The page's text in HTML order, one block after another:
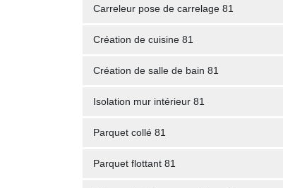
Carreleur pose de carrelage 81
Création de cuisine 81
Création de salle de bain 81
Isolation mur intérieur 81
Parquet collé 81
Parquet flottant 81